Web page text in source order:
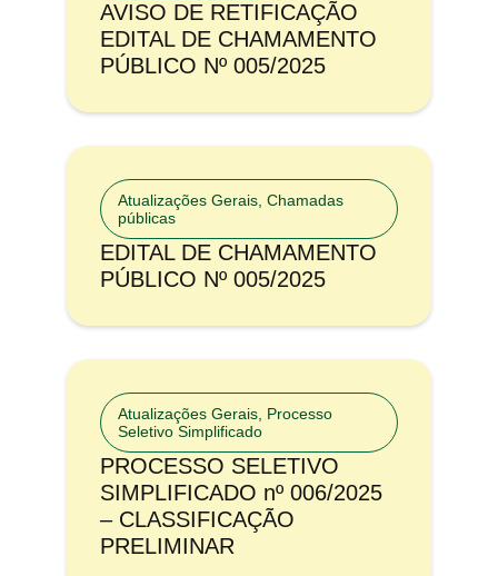
AVISO DE RETIFICAÇÃO
EDITAL DE CHAMAMENTO
PÚBLICO Nº 005/2025
Atualizações Gerais Chamadas
públicas
EDITAL DE CHAMAMENTO
PÚBLICO Nº 005/2025
Atualizações Gerais Processo
Seletivo Simplificado
PROCESSO SELETIVO
SIMPLIFICADO nº 006/2025
– CLASSIFICAÇÃO
PRELIMINAR